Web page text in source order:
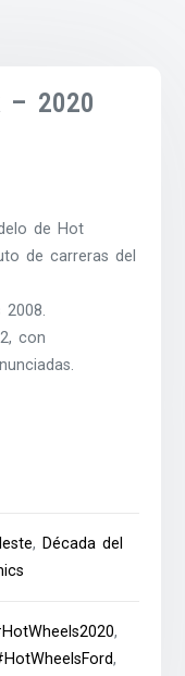
– 2020
de Hot
de carreras del
con
, Década del
,
,